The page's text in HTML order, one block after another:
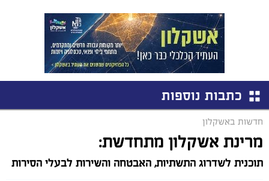
כתבות נוספות
חדשות באשקלון
מרינת אשקלון מתחדשת:
תוכנית לשדרוג התשתיות, האבטחה והשירות לבעלי הסירות